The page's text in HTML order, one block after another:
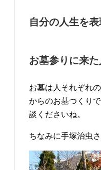
自分の人生を表
お墓参りに来
お墓は人それぞれ
からのお墓つくり
談くださいね。
ちなみに手塚治虫